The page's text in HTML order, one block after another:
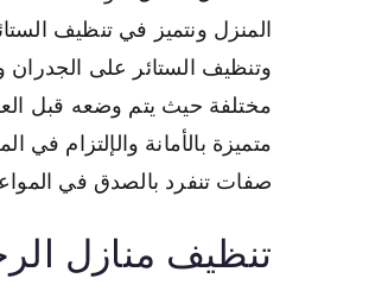
المنزل ونتميز في تنظيف
وتنظيف الستائر على
مختلفة حيث يتم وضعه قبل
متميزة بالأمانة والإلتزام
صفات تنفرد بالصدق في
تنظيف منازل